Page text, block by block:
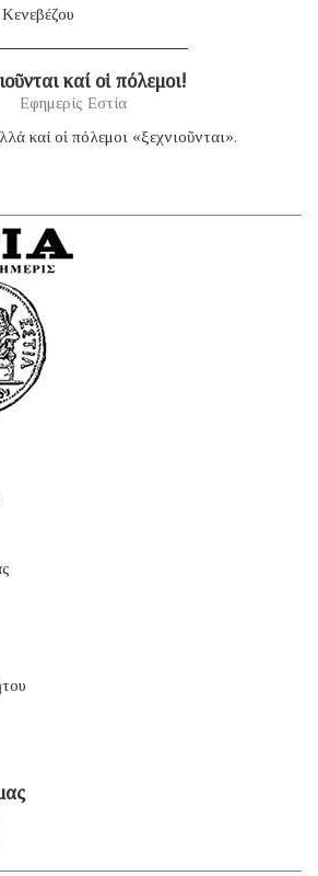
καί οἱ πόλεμοι!
Εφημερίς Εστία
καί οἱ πόλεμοι «ξεχνιοῦνται».